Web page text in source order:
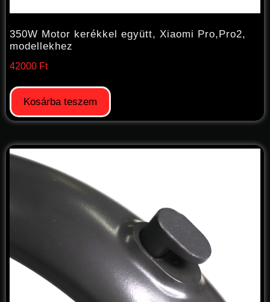
350W Motor kerékkel együtt, Xiaomi Pro,Pro2,
modellekhez
42000 Ft
Kosárba teszem